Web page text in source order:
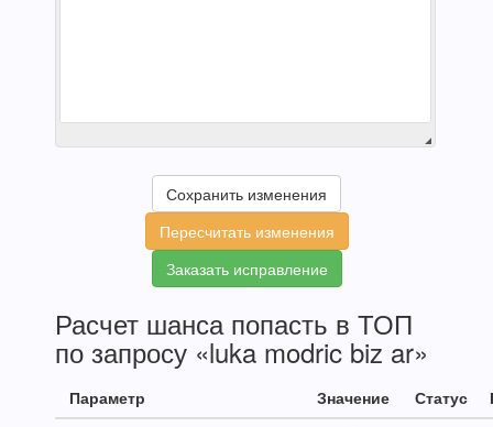
Сохранить изменения
Пересчитать изменения
Заказать исправление
Расчет шанса попасть в ТОП
по запросу «luka modric biz ar»
Параметр Значение Статус